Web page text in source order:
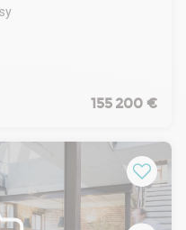
vente une surface de
97m², quote-part de
la mise en
2 lots peuvent
d'une seule cloison.
gare RER/TGV et du tram-
155 200 €